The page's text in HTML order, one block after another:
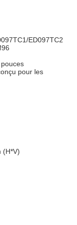
ED097TC2
pour les
(H*V)